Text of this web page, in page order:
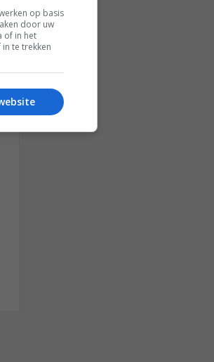
op basis
door uw
of in het
te trekken